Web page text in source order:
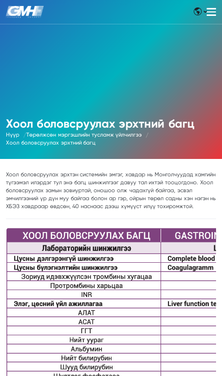
Хоол боловсруулах эрхтний багц
Нүүр
Төрөлжсөн мэргэшлийн тусламж үйлчилгээ
Хоол боловсруулах эрхтний багц
Хоол боловсруулах эрхтэн системийн эмгэг, хавдар нь Монголчуудад хамгийн
түгээмэл илэрдэг тул энэ багц шинжилгээг давуу тал ихтэй тооцогдоно. Хоол
боловсруулах замын зовиуртай, оношоо олж чадахгүй байгаа, эсвэл
эмчилгээний үр дүн муу байгаа болон ар гэр, ойрын төрөл садны хэн нэгэн нь
ХБЭЗ хавдраар өвдсөн, 40 наснаас дээш хүмүүст илүү тохиромжтой.